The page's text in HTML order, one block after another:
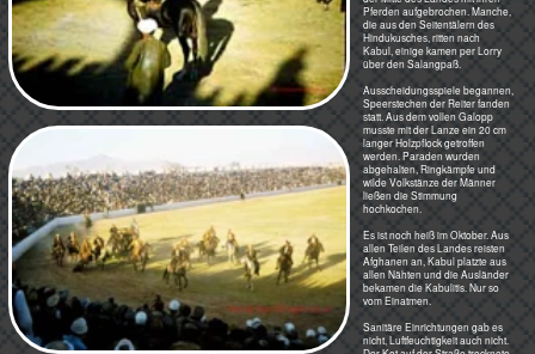
Der Kampf tobt hin und her...
...und wird härter. Man zieht sich die kurzen Lederpeitschen über die
Hände und quer durch das Gesicht!
Info: Buzkashi - Die Reiter und die
Pferde
Es hieß, die Reiter wären auf den
Pferden geboren worden und
werden zusammen in einem Grab
Vor der Königsloge saß ein General
kerzengerade auf einem
wunderschönen Araberhengst, hob
einen schweren Revolver und
Die Hölle brach los in Form von 18
wild in riesiger Staubwolke
losgaloppierender Pferde und zu
allem entschlossener,
kampferprobter Steppenreiter - und
nichts war mehr zu erkennen! Staub
verhüllte alle Pferde und Reiter, den
Kreis samt Kadaver. Wie nur hatten
die
Reiter es geschafft, die rasenden
Pferde anzuhalten, wer hatte das
Kalb?